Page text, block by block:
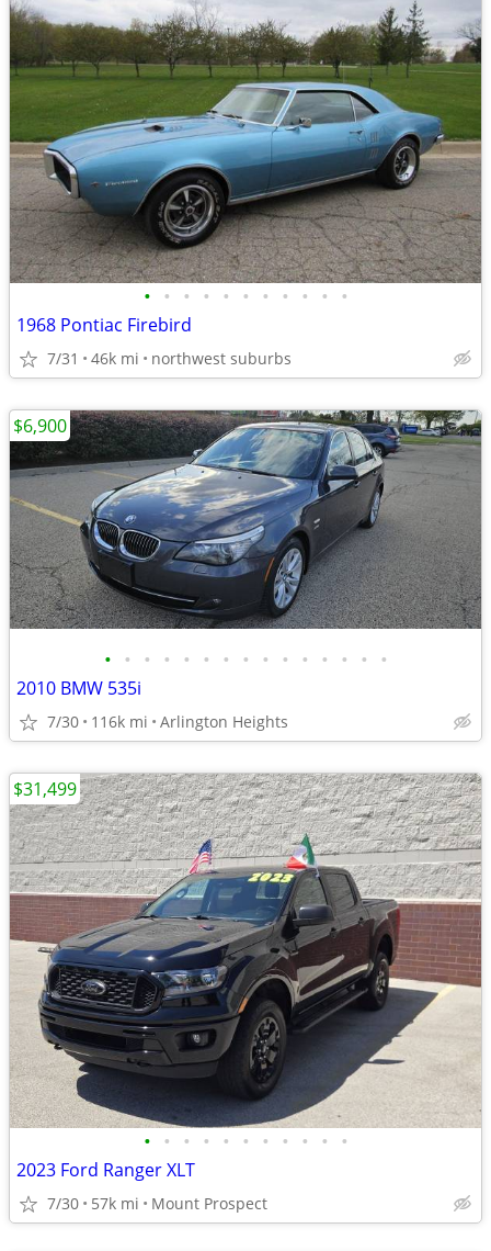
• • • • • • • • • • •
1968 Pontiac Firebird
7/31 46k mi northwest suburbs
• • • • • • • • • • • • • • •
2010 BMW 535i
7/30 116k mi Arlington Heights
$6,900
• • • • • • • • • • •
2023 Ford Ranger XLT
7/30 57k mi Mount Prospect
$31,499